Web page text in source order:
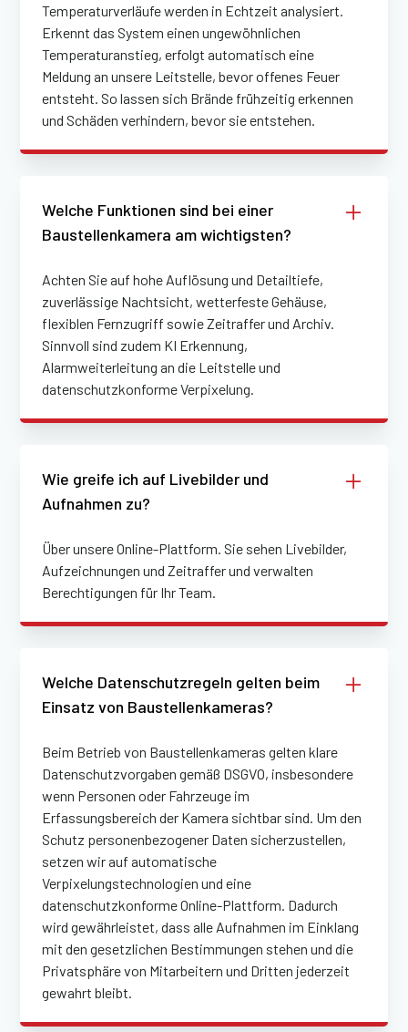
Temperaturverläufe werden in Echtzeit analysiert.
Erkennt das System einen ungewöhnlichen
Temperaturanstieg, erfolgt automatisch eine
Meldung an unsere Leitstelle, bevor offenes Feuer
entsteht. So lassen sich Brände frühzeitig erkennen
und Schäden verhindern, bevor sie entstehen.
Welche Funktionen sind bei einer
Baustellenkamera am wichtigsten?
Achten Sie auf hohe Auflösung und Detailtiefe,
zuverlässige Nachtsicht, wetterfeste Gehäuse,
flexiblen Fernzugriff sowie Zeitraffer und Archiv.
Sinnvoll sind zudem KI Erkennung,
Alarmweiterleitung an die Leitstelle und
datenschutzkonforme Verpixelung.
Wie greife ich auf Livebilder und
Aufnahmen zu?
Über unsere Online-Plattform. Sie sehen Livebilder,
Aufzeichnungen und Zeitraffer und verwalten
Berechtigungen für Ihr Team.
Welche Datenschutzregeln gelten beim
Einsatz von Baustellenkameras?
Beim Betrieb von Baustellenkameras gelten klare
Datenschutzvorgaben gemäß DSGVO, insbesondere
wenn Personen oder Fahrzeuge im
Erfassungsbereich der Kamera sichtbar sind. Um den
Schutz personenbezogener Daten sicherzustellen,
setzen wir auf automatische
Verpixelungstechnologien und eine
datenschutzkonforme Online-Plattform. Dadurch
wird gewährleistet, dass alle Aufnahmen im Einklang
mit den gesetzlichen Bestimmungen stehen und die
Privatsphäre von Mitarbeitern und Dritten jederzeit
gewahrt bleibt.